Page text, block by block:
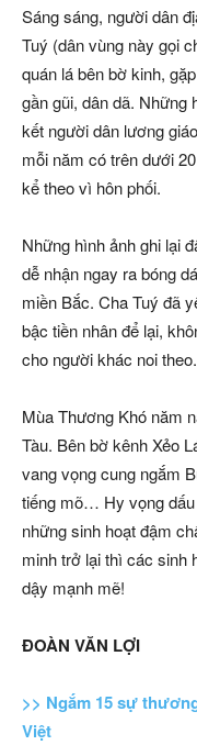
Sáng sáng, người dân
Tuý (dân vùng này gọi
quán lá bên bờ kinh,
gần gũi, dân dã. Những
kết người dân lương
mỗi năm có trên dưới
kể theo vì hôn phối.
Những hình ảnh ghi lại
dễ nhận ngay ra bóng
miền Bắc. Cha Tuý đã
bậc tiền nhân để lại,
cho người khác noi theo.
Mùa Thương Khó năm
Tàu. Bên bờ kênh Xẻo
vang vọng cung ngắm
tiếng mõ… Hy vọng
những sinh hoạt đậm
minh trở lại thì các sinh
dậy mạnh mẽ!
ĐOÀN VĂN LỢI
>> Ngắm 15 sự
Việt